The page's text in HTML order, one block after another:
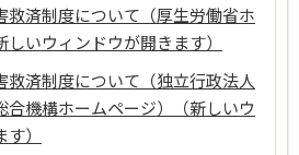
救済制度について（厚生労働省ホ
いウィンドウが開きます）
救済制度について（独立行政法人
合機構ホームページ）（新しいウ
）